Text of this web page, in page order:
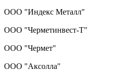
ООО "Индекс Металл"
ООО "Черметинвест-Т"
ООО "Чермет"
ООО "Аксолла"